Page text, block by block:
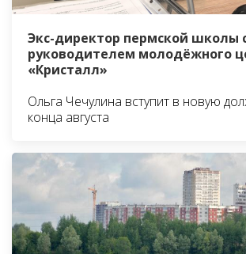
Экс-директор пермской школы
руководителем молодёжного
«Кристалл»
Ольга Чечулина вступит в новую
конца августа